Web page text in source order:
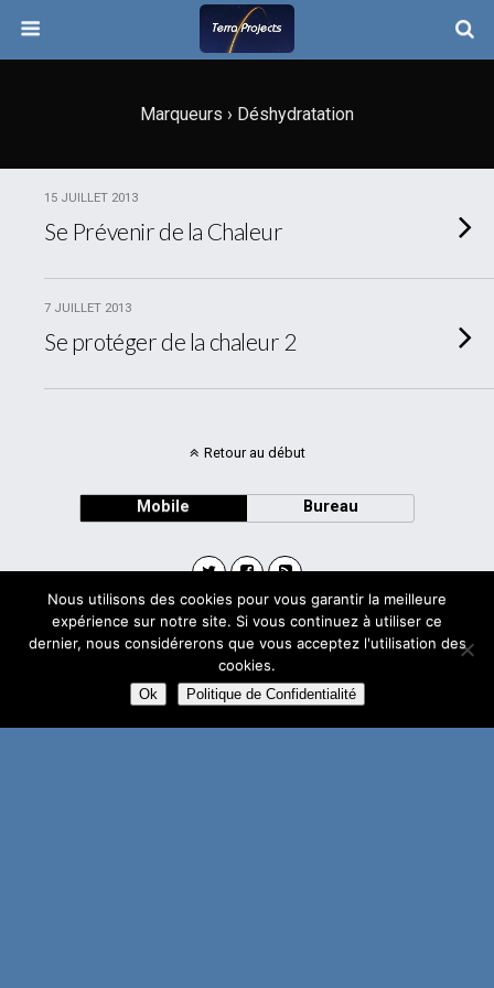
Marqueurs › Déshydratation
15 JUILLET 2013
Se Prévenir de la Chaleur
7 JUILLET 2013
Se protéger de la chaleur 2
Retour au début
Mobile Bureau
Avec
WPtouch Mobile Suite for WordPress
Nous utilisons des cookies pour vous garantir la meilleure
expérience sur notre site. Si vous continuez à utiliser ce
dernier, nous considérerons que vous acceptez l'utilisation des
cookies.
Ok Politique de Confidentialité